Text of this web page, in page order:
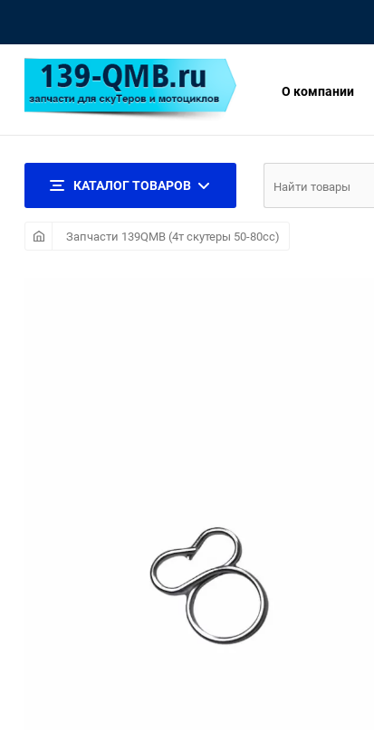
О компании
КАТАЛОГ ТОВАРОВ
Запчасти 139QMB (4т скутеры 50-80сс)